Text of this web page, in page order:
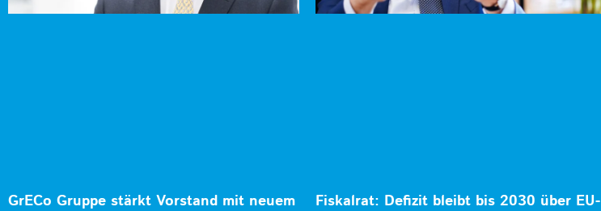
GrECo Gruppe stärkt Vorstand mit neuem
Fiskalrat: Defizit bleibt bis 2030 über EU-